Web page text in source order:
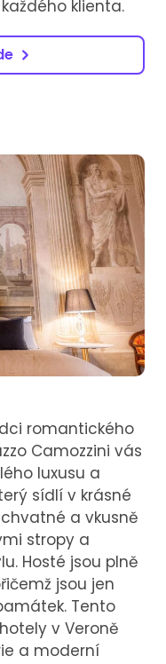
klienta.
romantického
Camozzini vás
luxusu a
sídlí v krásné
a vkusně
stropy a
Hosté jsou plně
jsou jen
Tento
v Veroně
a moderní